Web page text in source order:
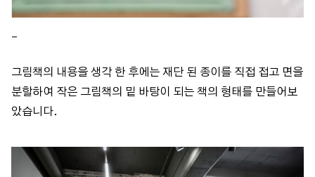
그림책의 내용을 생각 한 후에는 재단 된 종이를 직접 접고 면을
분할하여 작은 그림책의 밑 바탕이 되는 책의 형태를 만들어보
았습니다.